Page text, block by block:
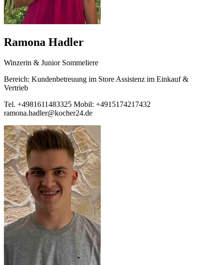
Ramona Hadler
Winzerin & Junior Sommeliere
Bereich: Kundenbetreuung im Store Assistenz im Einkauf &
Vertrieb
Tel. +4981611483325 Mobil: +4915174217432
ramona.hadler@kocher24.de